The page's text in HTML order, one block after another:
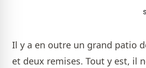
Il y a en outre un grand patio
et deux remises. Tout y est, il